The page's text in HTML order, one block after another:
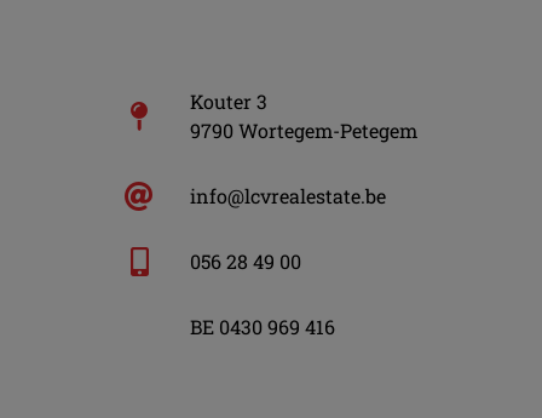
Kouter 3
9790 Wortegem-Petegem
info@lcvrealestate.be
056 28 49 00
BE 0430 969 416